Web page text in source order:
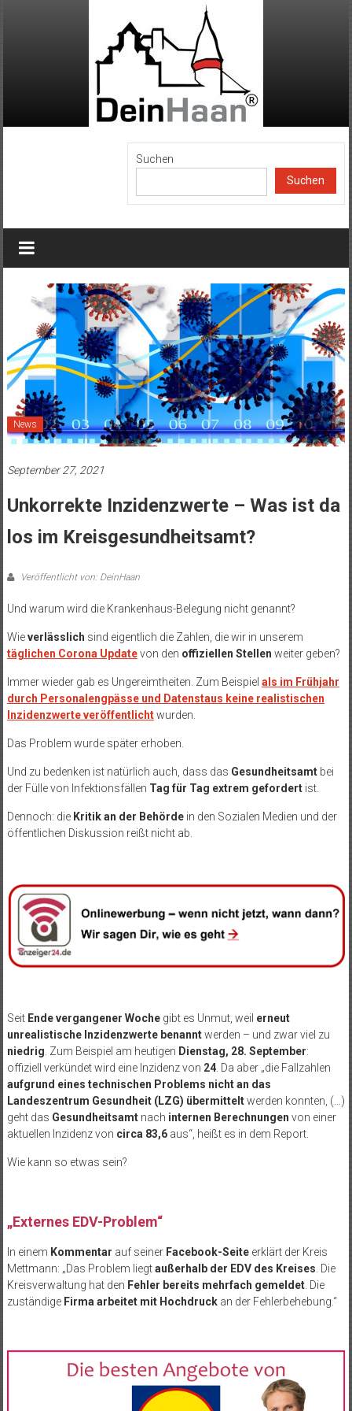
Suchen
Suchen
News
September 27, 2021
Unkorrekte Inzidenzwerte – Was ist da
los im Kreisgesundheitsamt?
Veröffentlicht von: DeinHaan
Und warum wird die Krankenhaus-Belegung nicht genannt?
Wieverlässlich sind eigentlich die Zahlen, die wir in unserem
täglichen Corona Updatevon den offiziellen Stellen weiter geben?
Immer wieder gab es Ungereimtheiten. Zum Beispiel als im Frühjahr
durch Personalengpässe und Datenstaus keine realistischen
Inzidenzwerte veröffentlichtwurden.
Das Problem wurde später erhoben.
Und zu bedenken ist natürlich auch, dass das Gesundheitsamtbei
der Fülle von Infektionsfällen Tag für Tag extrem gefordertist.
Dennoch: die Kritik an der Behördein den Sozialen Medien und der
öffentlichen Diskussion reißt nicht ab.
Seit Ende vergangener Wochegibt es Unmut, weil erneut
unrealistische Inzidenzwerte benanntwerden – und zwar viel zu
niedrig . Zum Beispiel am heutigen Dienstag, 28. September:
offiziell verkündet wird eine Inzidenz von 24. Da aber „die Fallzahlen
aufgrund eines technischen Problems nicht an das
Landeszentrum Gesundheit (LZG) übermitteltwerden konnten, (…)
geht das Gesundheitsamtnach internen Berechnungen von einer
aktuellen Inzidenz von circa 83,6aus“, heißt es in dem Report.
Wie kann so etwas sein?
„Externes EDV-Problem“
In einem Kommentar auf seiner Facebook-Seiteerklärt der Kreis
Mettmann: „Das Problem liegtaußerhalb der EDV des Kreises . Die
Kreisverwaltung hat den Fehler bereits mehrfach gemeldet. Die
zuständige Firma arbeitet mit Hochdruckan der Fehlerbehebung.“